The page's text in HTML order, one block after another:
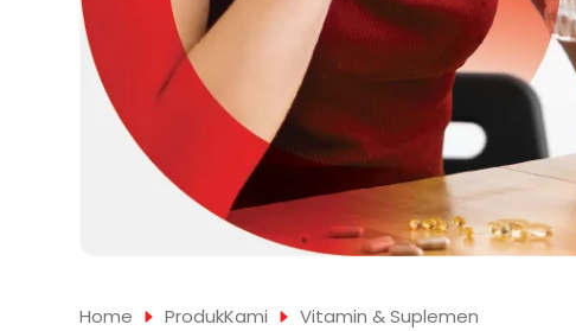
Home ProdukKami Vitamin & Suplemen